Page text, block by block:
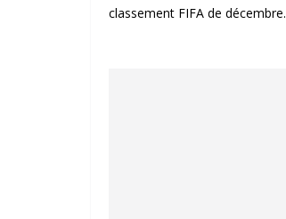
classement FIFA de décembre.